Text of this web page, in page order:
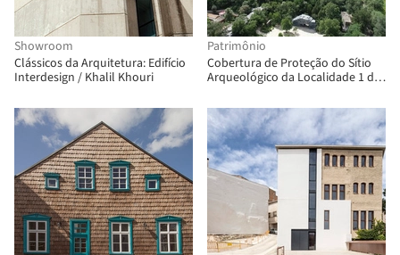
Showroom
Clássicos da Arquitetura: Edifício
Interdesign / Khalil Khouri
Patrimônio
Cobertura de Proteção do Sítio
Arqueológico da Localidade 1 da
em Zhoukoudian / THAD